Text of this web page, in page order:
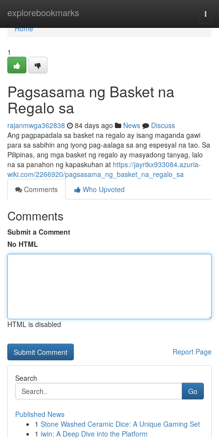
explorebookmarks
Home
Home
1
Pagsasama ng Basket na
Regalo sa
rajanmwga362838 84 days ago News
Discuss
Ang pagpapadala sa basket na regalo ay isang maganda gawi
para sa sabihin ang iyong pag-aalaga sa ang espesyal na tao. Sa
Pilipinas, ang mga basket ng regalo ay masyadong tanyag, lalo
na sa panahon ng kapaskuhan at https://jayrtkx933084.azuria-
wiki.com/2266920/pagsasama_ng_basket_na_regalo_sa
Comments
Who Upvoted
Comments
Submit a Comment
No HTML
HTML is disabled
Report Page
Search
Go
Published News
1 Stone Washed Ceramic Dice: A Unique Gaming Set
1 iwin: A Deep Dive into the Platform